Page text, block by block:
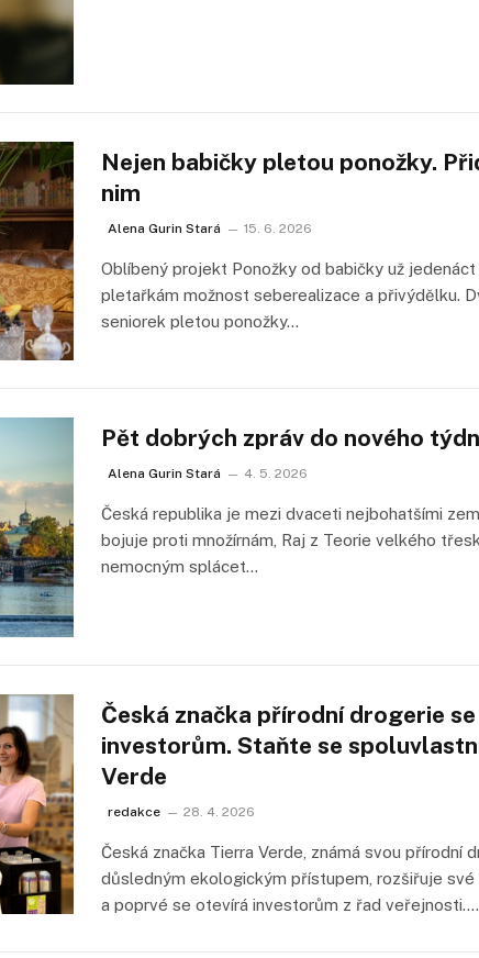
Nejen babičky pletou ponožky.
nim
Alena Gurin Stará 15. 6. 2026
Oblíbený projekt Ponožky od babičky už
pletařkám možnost seberealizace a přivýdělku.
seniorek pletou ponožky…
Pět dobrých zpráv do nového
Alena Gurin Stará 4. 5. 2026
Česká republika je mezi dvaceti nejbohatšími
bojuje proti množírnám, Raj z Teorie velkého
nemocným splácet…
Česká značka přírodní drogerie
investorům. Staňte se
Verde
redakce 28. 4. 2026
Česká značka Tierra Verde, známá svou přírodní
důsledným ekologickým přístupem, rozšiřuje své
a poprvé se otevírá investorům z řad veřejnosti.…